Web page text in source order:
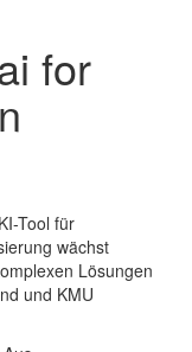
for
Tool für
wächst
Lösungen
und KMU